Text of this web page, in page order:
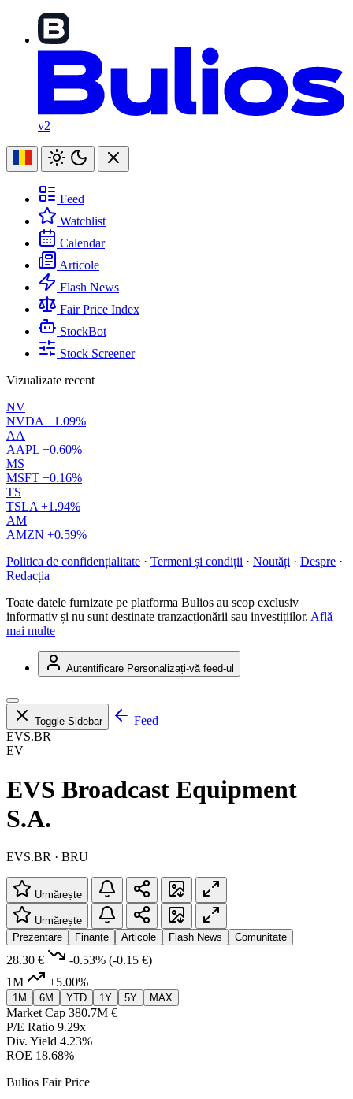
v2
Feed
Watchlist
Calendar
Articole
Flash News
Fair Price Index
StockBot
Stock Screener
Vizualizate recent
NV
NVDA +1.09%
AA
AAPL +0.60%
MS
MSFT +0.16%
TS
TSLA +1.94%
AM
AMZN +0.59%
Politica de confidențialitate · Termeni și condiții · Noutăți · Despre ·
Redacția
Toate datele furnizate pe platforma Bulios au scop exclusiv
informativ și nu sunt destinate tranzacționării sau investițiilor. Află
mai multe
Autentificare Personalizați-vă feed-ul
Toggle Sidebar
Feed
EVS.BR
EV
EVS Broadcast Equipment
S.A.
EVS.BR · BRU
Urmărește
Urmărește
Prezentare
Finanțe Articole Flash News Comunitate
28.30 € -0.53% (-0.15 €)
1M
+5.00%
1M 6M YTD 1Y 5Y MAX
Market Cap 380.7M €
P/E Ratio 9.29x
Div. Yield 4.23%
ROE 18.68%
Bulios Fair Price